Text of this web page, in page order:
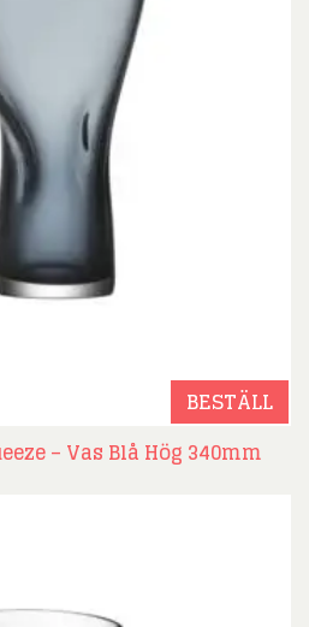
BESTÄLL
– Vas Blå Hög 340mm